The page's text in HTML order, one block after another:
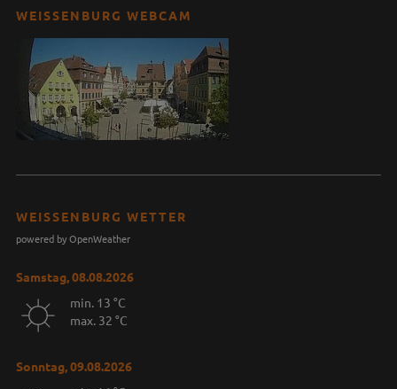
WEISSENBURG WEBCAM
WEISSENBURG WETTER
powered by OpenWeather
Samstag, 08.08.2026
min. 13 °C
max. 32 °C
Sonntag, 09.08.2026